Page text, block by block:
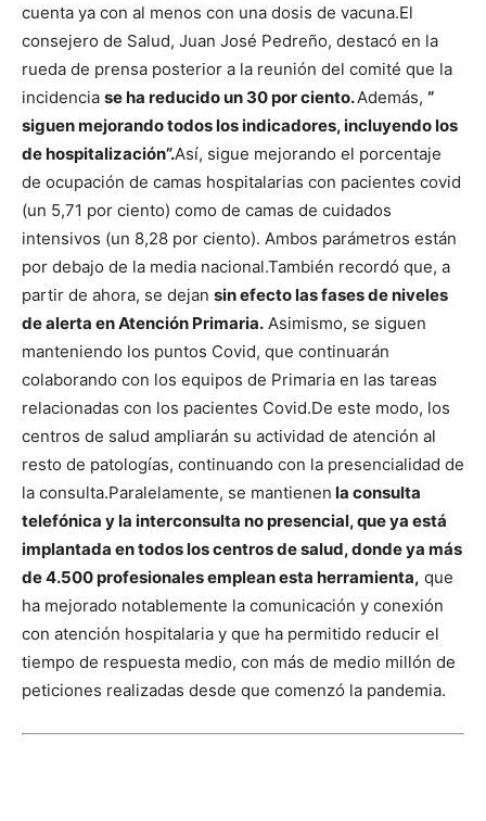
cuenta ya con al menos con una dosis de vacuna.El
consejero de Salud, Juan José Pedreño, destacó en la
rueda de prensa posterior a la reunión del comité que la
incidencia se ha reducido un 30 por ciento.Además, “
siguen mejorando todos los indicadores, incluyendo los
de hospitalización”.Así, sigue mejorando el porcentaje
de ocupación de camas hospitalarias con pacientes covid
(un 5,71 por ciento) como de camas de cuidados
intensivos (un 8,28 por ciento). Ambos parámetros están
por debajo de la media nacional.También recordó que, a
partir de ahora, se dejan sin efecto las fases de niveles
de alerta en Atención Primaria. Asimismo, se siguen
manteniendo los puntos Covid, que continuarán
colaborando con los equipos de Primaria en las tareas
relacionadas con los pacientes Covid.De este modo, los
centros de salud ampliarán su actividad de atención al
resto de patologías, continuando con la presencialidad de
la consulta.Paralelamente, se mantienen la consulta
telefónica y la interconsulta no presencial, que ya está
implantada en todos los centros de salud, donde ya más
de 4.500 profesionales emplean esta herramienta, que
ha mejorado notablemente la comunicación y conexión
con atención hospitalaria y que ha permitido reducir el
tiempo de respuesta medio, con más de medio millón de
peticiones realizadas desde que comenzó la pandemia.